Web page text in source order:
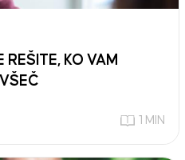
REŠITE, KO VAM
1 MIN